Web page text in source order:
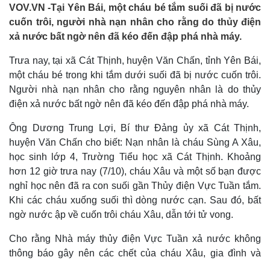
Việc làm
Biển đảo
VOV.VN -Tại Yên Bái, một cháu bé tắm suối đã bị nước
cuốn trôi, người nhà nạn nhân cho rằng do thủy điện
xả nước bất ngờ nên đã kéo đến đập phá nhà máy.
Trưa nay, tại xã Cát Thịnh, huyện Văn Chấn, tỉnh Yên Bái,
một cháu bé trong khi tắm dưới suối đã bị nước cuốn trôi.
Người nhà nạn nhân cho rằng nguyên nhân là do thủy
điện xả nước bất ngờ nên đã kéo đến đập phá nhà máy.
Ông Dương Trung Lợi, Bí thư Đảng ủy xã Cát Thịnh,
huyện Văn Chấn cho biết: Nạn nhân là cháu Sùng A Xâu,
học sinh lớp 4, Trường Tiểu học xã Cát Thịnh. Khoảng
hơn 12 giờ trưa nay (7/10), cháu Xâu và một số bạn được
nghỉ học nên đã ra con suối gần Thủy điện Vực Tuần tắm.
Khi các cháu xuống suối thì dòng nước cạn. Sau đó, bất
ngờ nước ập về cuốn trôi cháu Xâu, dẫn tới tử vong.
Cho rằng Nhà máy thủy điện Vực Tuần xả nước không
thông báo gây nên các chết của cháu Xâu, gia đình và